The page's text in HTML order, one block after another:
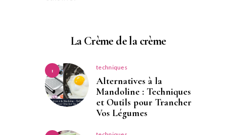
La Crème de la crème
1 techniques
Alternatives à la
Mandoline : Techniques
et Outils pour Trancher
Vos Légumes